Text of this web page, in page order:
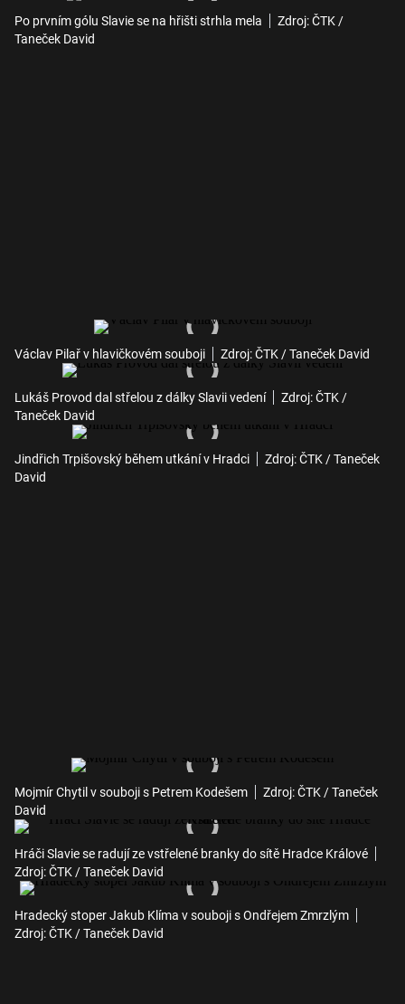
Po prvním gólu Slavie se na hřišti strhla mela
Zdroj: ČTK /
Taneček David
Václav Pilař v hlavičkovém souboji Zdroj: ČTK / Taneček David
Lukáš Provod dal střelou z dálky Slavii vedení
Zdroj: ČTK /
Taneček David
Jindřich Trpišovský během utkání v Hradci
Zdroj: ČTK / Taneček
David
Mojmír Chytil v souboji s Petrem Kodešem
Zdroj: ČTK / Taneček
David
Hráči Slavie se radují ze vstřelené branky do sítě Hradce Králové
Zdroj: ČTK / Taneček David
Hradecký stoper Jakub Klíma v souboji s Ondřejem Zmrzlým
Zdroj: ČTK / Taneček David